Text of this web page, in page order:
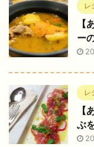
レ
【
ー
レ
【
ぶ